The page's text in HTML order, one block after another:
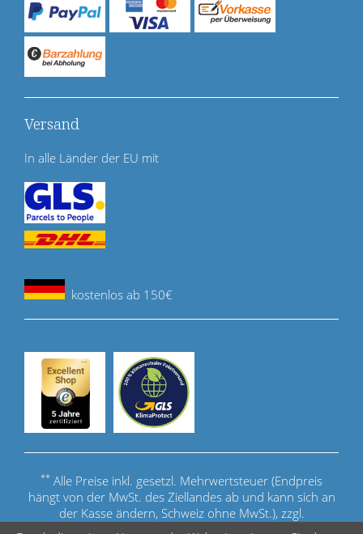
Versand
In alle Länder der EU mit
kostenlos ab 150€
** Alle Preise inkl. gesetzl. Mehrwertsteuer (Endpreis
hängt von der MwSt. des Ziellandes ab und kann sich an
der Kasse ändern, Schweiz ohne MwSt.), zzgl.
Versandkosten